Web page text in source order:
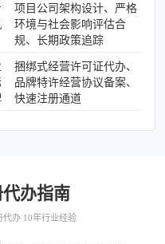
项目公司架构设计、严格
环境与社会影响评估合
规、长期政策追踪
捆绑式经营许可证代办、
品牌特许经营协议备案、
快速注册通道
办指南
代办 10年行业经验